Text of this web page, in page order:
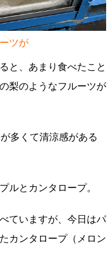
ツが
と、あまり食べたこと
のようなフルーツが
多くて清涼感がある
ルとカンタロープ。
ていますが、今日はパ
カンタロープ（メロン